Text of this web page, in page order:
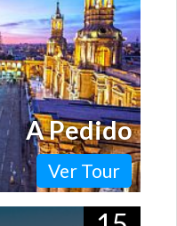
Ver Tour
A Pedido